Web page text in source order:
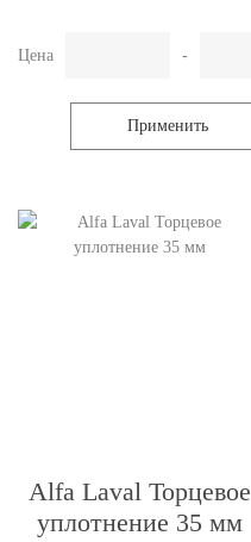
Цена -
Применить
Alfa Laval Торцевое
уплотнение 35 мм